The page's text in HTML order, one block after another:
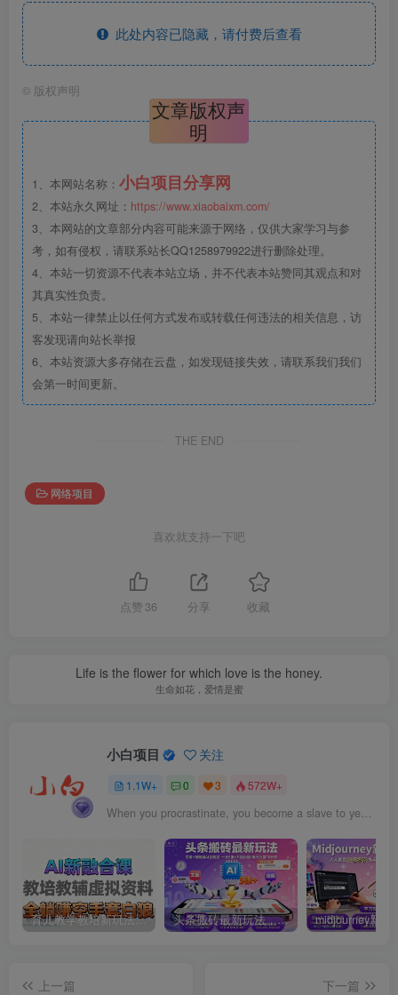
此处内容已隐藏，请付费后查看
© 版权声明
文章版权声
明
1、本网站名称： 小白项目分享网
2、本站永久网址： https://www.xiaobaixm.com/
3、本网站的文章部分内容可能来源于网络，仅供大家学习与参
考，如有侵权，请联系站长QQ1258979922进行删除处理。
4、本站一切资源不代表本站立场，并不代表本站赞同其观点和对
其真实性负责。
5、本站一律禁止以任何方式发布或转载任何违法的相关信息，访
客发现请向站长举报
6、本站资源大多存储在云盘，如发现链接失效，请联系我们我们
会第一时间更新。
THE END
网络项目
喜欢就支持一下吧
点赞 36 分享 收藏
Life is the flower for which love is the honey.
生命如花，爱情是蜜
小白项目 关注
1.1W+ 0 3 572W+
When you procrastinate, you become a slave to yesterday.
育儿教学教培新玩法，AI生成教学视频，市场大，操作简单，变现天花板非常高 头条搬砖最新玩法，文章+视频用AI全搞定，一天5张+不是问题，每天只需10分钟
上一篇
下一篇